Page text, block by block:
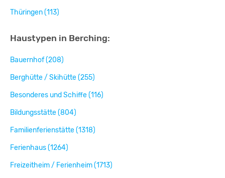
Thüringen (113)
Haustypen in Berching:
Bauernhof (208)
Berghütte / Skihütte (255)
Besonderes und Schiffe (116)
Bildungsstätte (804)
Familienferienstätte (1318)
Ferienhaus (1264)
Freizeitheim / Ferienheim (1713)